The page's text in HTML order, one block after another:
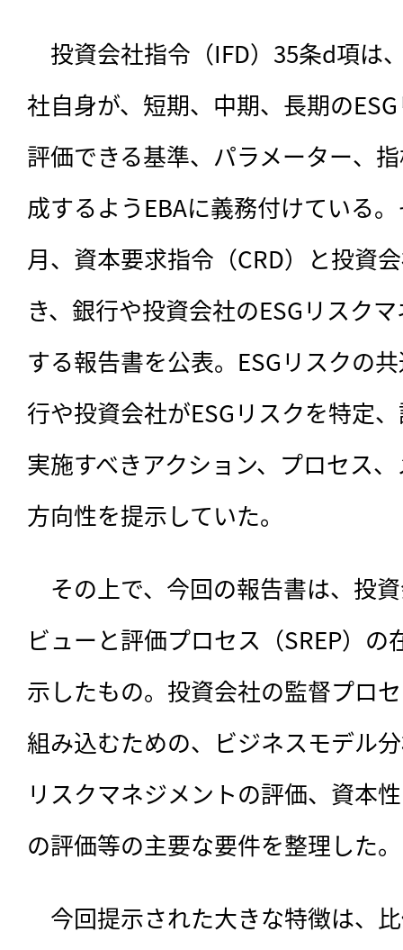
投資会社指令（IFD）35条d項は
社自身が、短期、中期、長期の
評価できる基準、パラメーター、
成するようEBAに義務付けている
月、資本要求指令（CRD）と投資
き、銀行や投資会社のESGリスク
する報告書を公表。ESGリスクの
行や投資会社がESGリスクを特定
実施すべきアクション、プロセス
方向性を提示していた。
その上で、今回の報告書は、投
ビューと評価プロセス（SREP）
示したもの。投資会社の監督プロ
組み込むための、ビジネスモデル
リスクマネジメントの評価、資本
の評価等の主要な要件を整理した。
今回提示された大きな特徴は、